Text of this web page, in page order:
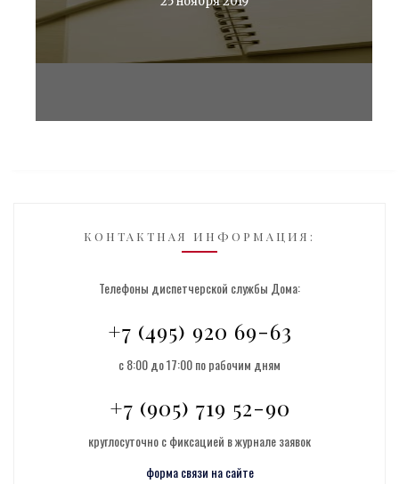
КОНТАКТНАЯ ИНФОРМАЦИЯ:
Телефоны диспетчерской службы Дома:
+7 (495) 920 69-63
с 8:00 до 17:00 по рабочим дням
+7 (905) 719 52-90
круглосуточно с фиксацией в журнале заявок
форма связи на сайте